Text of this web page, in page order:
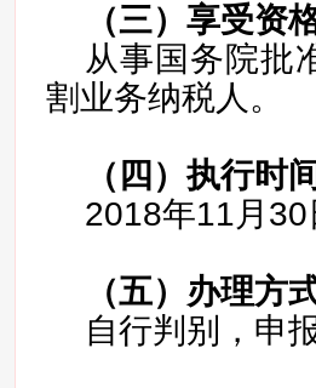
（三） 享受资
从事国务院批
割业务纳税人。
（四）执行时间
2018年11月
（五） 办理方
自行判别，申